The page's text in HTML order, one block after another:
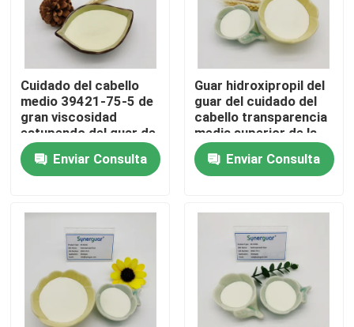
Sobre nosotros
Visita a la fábrica
Control de calidad
Contacta con nosotros
Casos de trabajo
Solicitar una cita
Cuidado del cabello
medio 39421-75-5 de
gran viscosidad
estupendo del guar de
la substitución
hidroxipropil
Enviar Consulta
Guar hidroxipropil del
guar del cuidado del
cabello transparencia
media superior de la
viscosidad de la alta
Enviar Consulta